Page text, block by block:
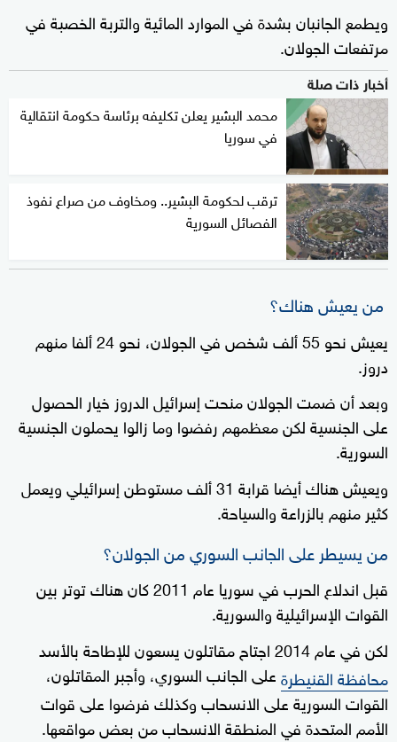
ويطمع الجانبان بشدة في الموارد المائية والتربة الخصبة في
مرتفعات الجولان.
أخبار ذات صلة
محمد البشير يعلن تكليفه برئاسة حكومة انتقالية
في سوريا
ترقب لحكومة البشير.. ومخاوف من صراع نفوذ
الفصائل السورية
من يعيش هناك؟
يعيش نحو 55 ألف شخص في الجولان، نحو 24 ألفا منهم
دروز.
وبعد أن ضمت الجولان منحت إسرائيل الدروز خيار الحصول
على الجنسية لكن معظمهم رفضوا وما زالوا يحملون الجنسية
السورية.
ويعيش هناك أيضا قرابة 31 ألف مستوطن إسرائيلي ويعمل
كثير منهم بالزراعة والسياحة.
من يسيطر على الجانب السوري من الجولان؟
قبل اندلاع الحرب في سوريا عام 2011 كان هناك توتر بين
القوات الإسرائيلية والسورية.
لكن في عام 2014 اجتاح مقاتلون يسعون للإطاحة بالأسد
محافظة القنيطرةعلى الجانب السوري، وأجبر المقاتلون،
القوات السورية على الانسحاب وكذلك فرضوا على قوات
الأمم المتحدة في المنطقة الانسحاب من بعض مواقعها.